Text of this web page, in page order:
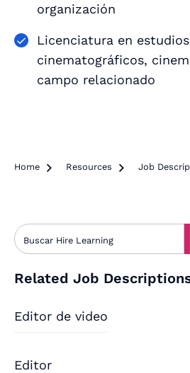
organización
Licenciatura en estudios
cinematográficos,
campo relacionado
Home  Resources  Job
Related Job
Editor de video
Editor